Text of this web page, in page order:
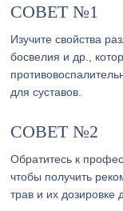
СОВЕТ №1
Изучите свойства
босвелия и др.,
для суставов.
СОВЕТ №2
Обратитесь к
чтобы получить
трав и их дозировке